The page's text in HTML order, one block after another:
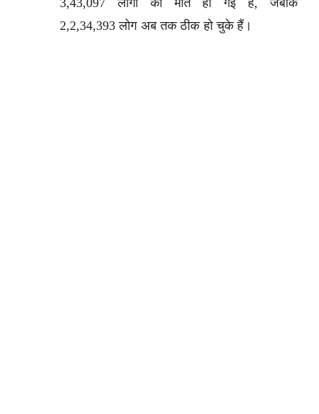
3,43,097 लोगों की मौत हो गई है, जबकि
2,2,34,393 लोग अब तक ठीक हो चुके हैं।